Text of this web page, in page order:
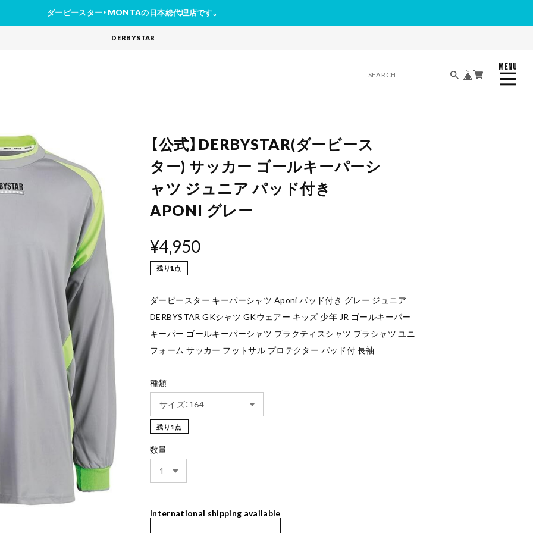
ダービースター・MONTAの日本総代理店です。
DERBYSTAR
MENU
CLOSE
【公式】DERBYSTAR(ダービース
ター) サッカー ゴールキーパーシ
ャツ ジュニア パッド付き
APONI グレー
¥4,950
残り1点
ダービースター キーパーシャツ Aponi パッド付き グレー ジュニア
DERBYSTAR GKシャツ GKウェアー キッズ 少年 JR ゴールキーパー
キーパー ゴールキーパーシャツ プラクティスシャツ プラシャツ ユニ
フォーム サッカー フットサル プロテクター パッド付 長袖
種類
残り1点
数量
International shipping available